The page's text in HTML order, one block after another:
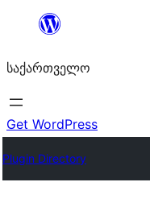
შიგთავსზე
საქართველო
Get WordPress
Plugin Directory